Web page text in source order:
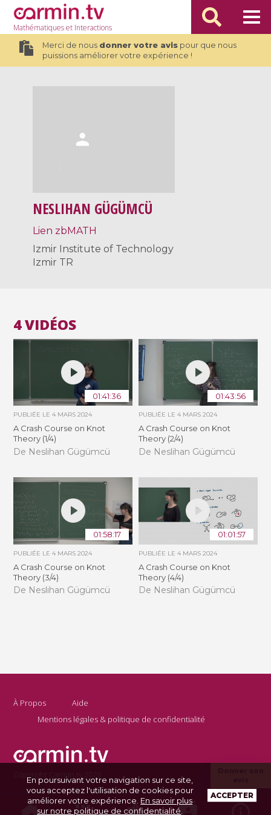
Mathématiqueset Interactions
Merci de nous donner votre avispour que nous
puissions améliorer votre expérience !
NESLIHAN GÜGÜMCÜ
Lien zbMATH
Izmir Institute of Technology
Izmir TR
4 VIDÉOS
01:41:36
PUBLIÉE LE4 MARS 2024
A Crash Course on Knot
Theory (1/4)
De Neslihan Gügümcü
01:43:56
PUBLIÉE LE 4 MARS 2024
A Crash Course on Knot
Theory (2/4)
De Neslihan Gügümcü
01:58:17
PUBLIÉE LE4 MARS 2024
A Crash Course on Knot
Theory (3/4)
De Neslihan Gügümcü
01:01:57
PUBLIÉE LE 4 MARS 2024
A Crash Course on Knot
Theory (4/4)
De Neslihan Gügümcü
À Propos
Aide
Mentions légales & politique de confidentialité
Copyright Carmin.tv 2026
En poursuivant votre navigation sur ce site,
vous acceptez l'utilisation de cookies pour
améliorer votre expérience. En savoir plus
sur notre politique de confidentialité
ACCEPTER